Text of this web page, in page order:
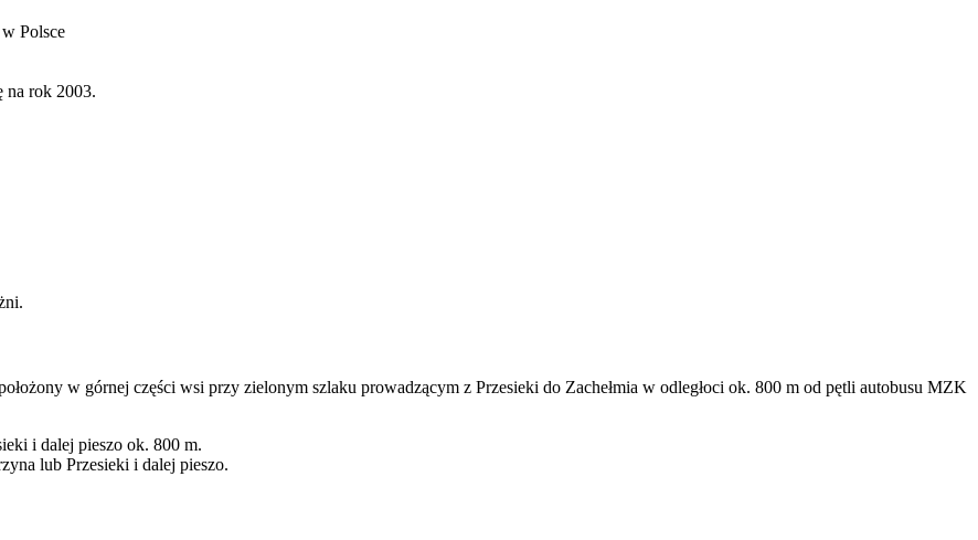
Polsce
na rok 2003.
w górnej części wsi przy zielonym szlaku prowadzącym z Przesieki do Zachełmia w odległoci ok. 800 m od pętli autobusu MZK
i dalej pieszo ok. 800 m.
lub Przesieki i dalej pieszo.